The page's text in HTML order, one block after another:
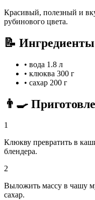
Красивый, полезный и
рубинового цвета.
📝 Ингредиенты
• вода 1.8 л
• клюква 300 г
• сахар 200 г
👨‍🍳
1
Клюкву превратить в
блендера.
2
Выложить массу в чашу
сахар.